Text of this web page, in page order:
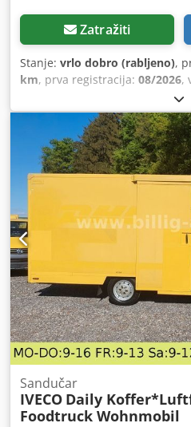
Zatražiti
Stanje: vrlo dobro (rabljeno),
km, prva registracija: 08/2026,
, konfiguracija
boja:bijela, broj sjedala:3,
Sandučar
IVECO Daily
Foodtruck Wohnmobil